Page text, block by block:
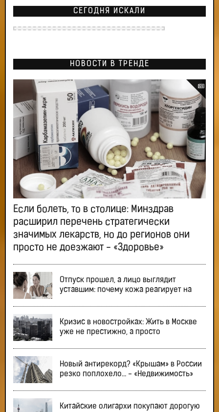
СЕГОДНЯ ИСКАЛИ
НОВОСТИ В ТРЕНДЕ
Если болеть, то в столице: Минздрав
расширил перечень стратегически
значимых лекарств, но до регионов они
просто не доезжают - «Здоровье»
Отпуск прошел, а лицо выглядит
уставшим: почему кожа реагирует на
Кризис в новостройках: Жить в Москве
уже не престижно, а просто
Новый антирекорд? «Крышам» в России
резко поплохело… - «Недвижимость»
Китайские олигархи покупают дорогую